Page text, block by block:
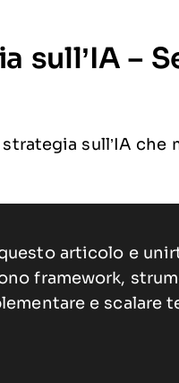
sull’IA –
sull’IA che
articolo e
framework,
e scalare